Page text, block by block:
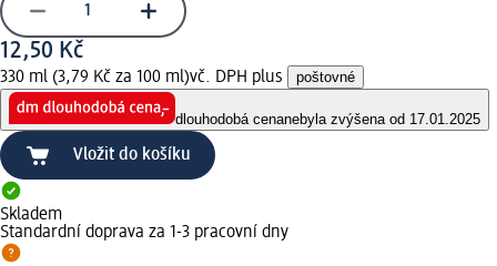
12,50 Kč
330 ml (3,79 Kč za 100 ml)vč. DPH plus poštovné
dlouhodobá cenanebyla zvýšena od 17.01.2025
Vložit do košíku
Skladem
Standardní doprava za 1-3 pracovní dny